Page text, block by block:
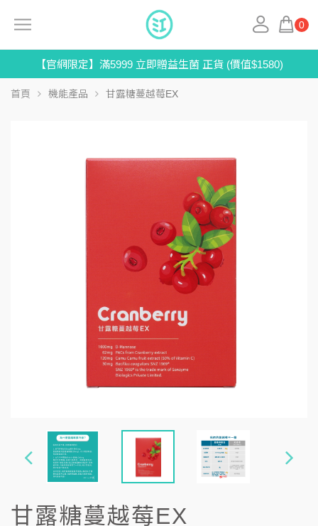
0
【官網限定】滿5999 立即贈益生菌 正貨 (價值$1580)
首頁 機能產品 甘露糖蔓越莓EX
甘露糖蔓越莓EX